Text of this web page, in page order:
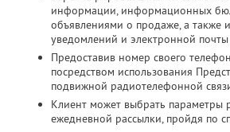
информации, информационных
объявлениями о продаже, а также
уведомлений и электронной
Предоставив номер своего
посредством использования
подвижной радиотелефонной
Клиент может выбрать параметры
ежедневной рассылки, пройдя по